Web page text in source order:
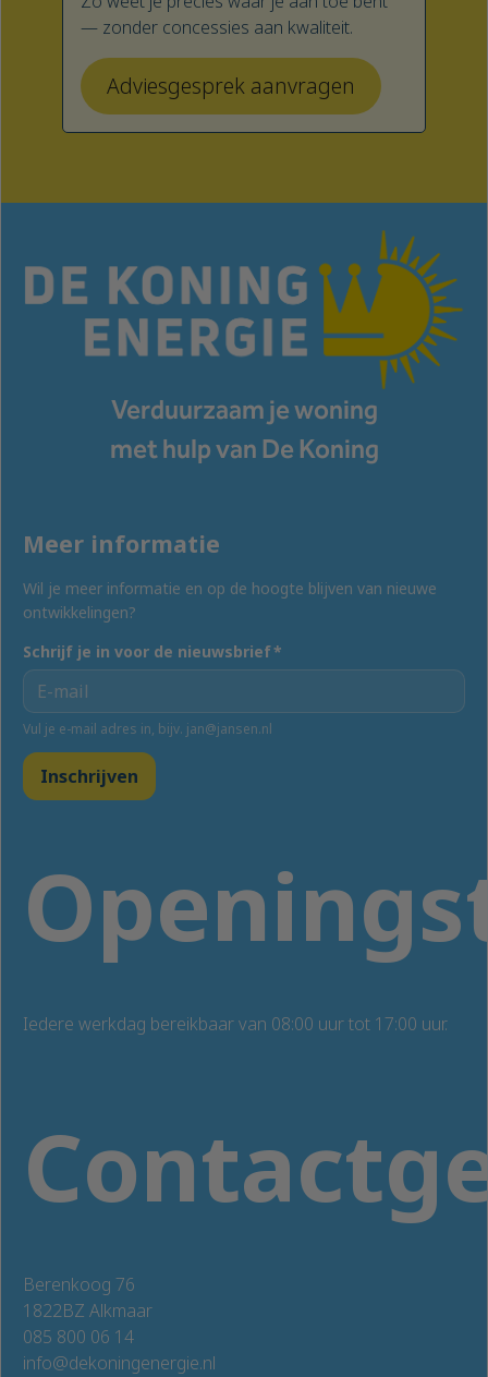
— zonder concessies aan kwaliteit.
Adviesgesprek aanvragen
Verduurzaam je woning
met hulp van De Koning
Berenkoog 76
1822BZ Alkmaar
085 800 06 14
info@dekoningenergie.nl
Iedere werkdag bereikbaar van 08:00 uur tot 17:00 uur.
Meer informatie
Wil je meer informatie en op de hoogte blijven van nieuwe
ontwikkelingen?
Schrijf je in voor de nieuwsbrief*
Vul je e-mail adres in, bijv. jan@jansen.nl
Inschrijven